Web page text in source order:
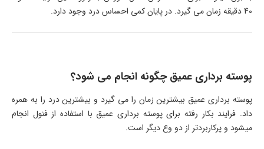
40 دقیقه زمان می گیرد. در پایان کمی احساس درد وجود دارد.
پوسته برداری عمیق چگونه انجام می شود؟
پوسته برداری عمیق بیشترین زمان را می گیرد و بیشترین درد را به همره
داد. فرایند بکار رفته برای پوسته برداری عمیق با استفاده از فنول انجام
میشود و پرکاربردتر از دو وع دیگر است.